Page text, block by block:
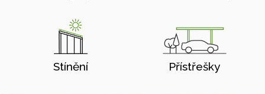
Stínění Přístřešky